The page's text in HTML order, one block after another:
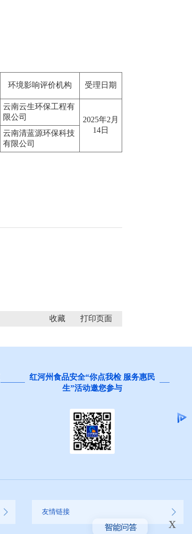
环境影响评价机构 受理日期
云南云生环保工程有
限公司
2025年2月
14日
云南清蓝源环保科技
有限公司
收藏
红河州食品安全“你点我检 服务惠民
生”活动邀您参与
友情链接
x